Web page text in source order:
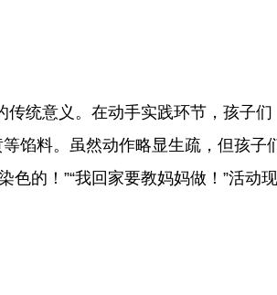
统意义。在动手实践环节，孩子们
馅料。虽然动作略显生疏，但孩子
的！”“我回家要教妈妈做！”活动现